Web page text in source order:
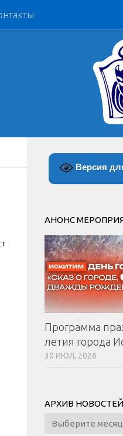
Версия
АНОНС
Программа
летия города
30 ИЮЛ, 2026
АРХИВ НОВОСТЕЙ
Архив
новостей